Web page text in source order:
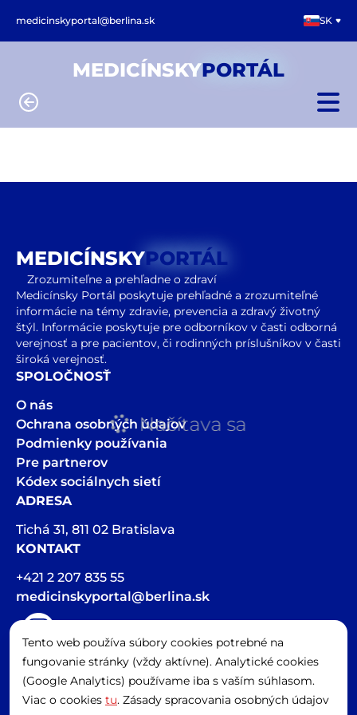
medicinskyportal@berlina.sk SK
MEDICÍNSKYPORTÁL
Načítava sa
Tento web používa súbory cookies potrebné na
fungovanie stránky (vždy aktívne). Analytické cookies
(Google Analytics) používame iba s vaším súhlasom.
Viac o cookies tu. Zásady spracovania osobných údajov
MEDICÍNSKYPORTÁL
Zrozumiteľne a prehľadne o zdraví
Medicínsky Portál poskytuje prehľadné a zrozumiteľné
informácie na témy zdravie, prevencia a zdravý životný
štýl. Informácie poskytuje pre odborníkov v časti odborná
verejnosť a pre pacientov, či rodinných príslušníkov v časti
široká verejnosť.
SPOLOČNOSŤ
O nás
Ochrana osobných údajov
Podmienky používania
Pre partnerov
Kódex sociálnych sietí
ADRESA
Tichá 31, 811 02 Bratislava
KONTAKT
+421 2 207 835 55
medicinskyportal@berlina.sk
Hlasová stopa v článkoch bola vygenerovaná pomocou AI
Spravovať cookies